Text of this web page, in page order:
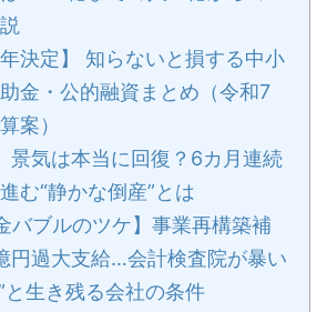
決定】 知らないと損する中小
金・公的融資まとめ（令和7
案）
景気は本当に回復？6カ月連続
む“静かな倒産”とは
バブルのツケ】事業再構築補
円過大支給…会計検査院が暴い
と生き残る会社の条件